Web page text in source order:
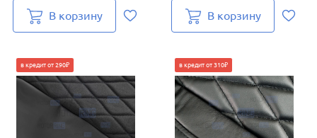
В корзину В корзину
в кредит от 290₽ в кредит от 310₽